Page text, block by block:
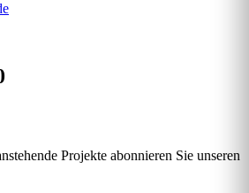
Projekte abonnieren Sie unseren